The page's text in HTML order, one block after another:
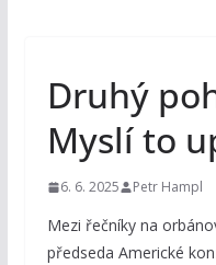
Druhý
Myslí to
6. 6. 2025 Petr Hampl
Mezi řečníky na
předseda Americké